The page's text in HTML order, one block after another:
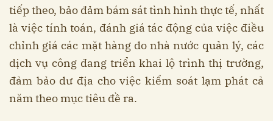
tiếp theo, bảo đảm bám sát tình hình thực tế, nhất
là việc tính toán, đánh giá tác động của việc điều
chỉnh giá các mặt hàng do nhà nước quản lý, các
dịch vụ công đang triển khai lộ trình thị trường,
đảm bảo dư địa cho việc kiểm soát lạm phát cả
năm theo mục tiêu đề ra.